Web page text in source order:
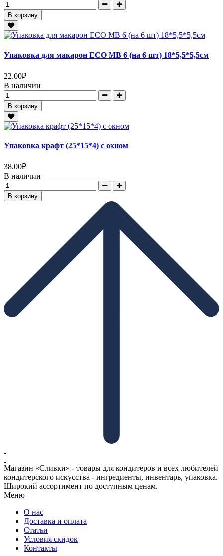
В корзину
Упаковка для макарон ECO MB 6 (на 6 шт) 18*5,5*5,5см
22.00₽
В наличии
В корзину
Упаковка крафт (25*15*4) с окном
38.00₽
В наличии
В корзину
Магазин «Сливки» - товары для кондитеров и всех любителей
кондитерского искусства - ингредиенты, инвентарь, упаковка.
Широкий ассортимент по доступным ценам.
Меню
О нас
Доставка и оплата
Статьи
Условия скидок
Контакты